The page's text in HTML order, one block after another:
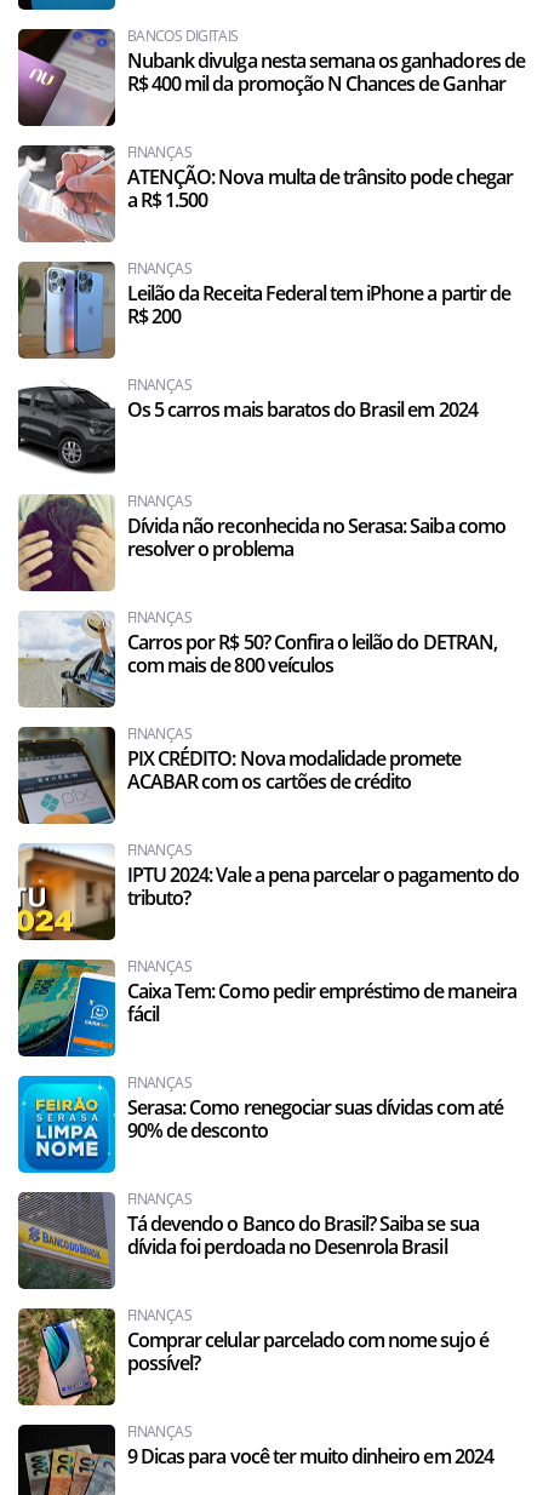
BANCOS DIGITAIS
Nubank divulga nesta semana os ganhadores de
R$ 400 mil da promoção N Chances de Ganhar
FINANÇAS
ATENÇÃO: Nova multa de trânsito pode chegar
a R$ 1.500
FINANÇAS
Leilão da Receita Federal tem iPhone a partir de
R$ 200
FINANÇAS
Os 5 carros mais baratos do Brasil em 2024
FINANÇAS
Dívida não reconhecida no Serasa: Saiba como
resolver o problema
FINANÇAS
Carros por R$ 50? Confira o leilão do DETRAN,
com mais de 800 veículos
FINANÇAS
PIX CRÉDITO: Nova modalidade promete
ACABAR com os cartões de crédito
FINANÇAS
IPTU 2024: Vale a pena parcelar o pagamento do
tributo?
FINANÇAS
Caixa Tem: Como pedir empréstimo de maneira
fácil
FINANÇAS
Serasa: Como renegociar suas dívidas com até
90% de desconto
FINANÇAS
Tá devendo o Banco do Brasil? Saiba se sua
dívida foi perdoada no Desenrola Brasil
FINANÇAS
Comprar celular parcelado com nome sujo é
possível?
FINANÇAS
9 Dicas para você ter muito dinheiro em 2024